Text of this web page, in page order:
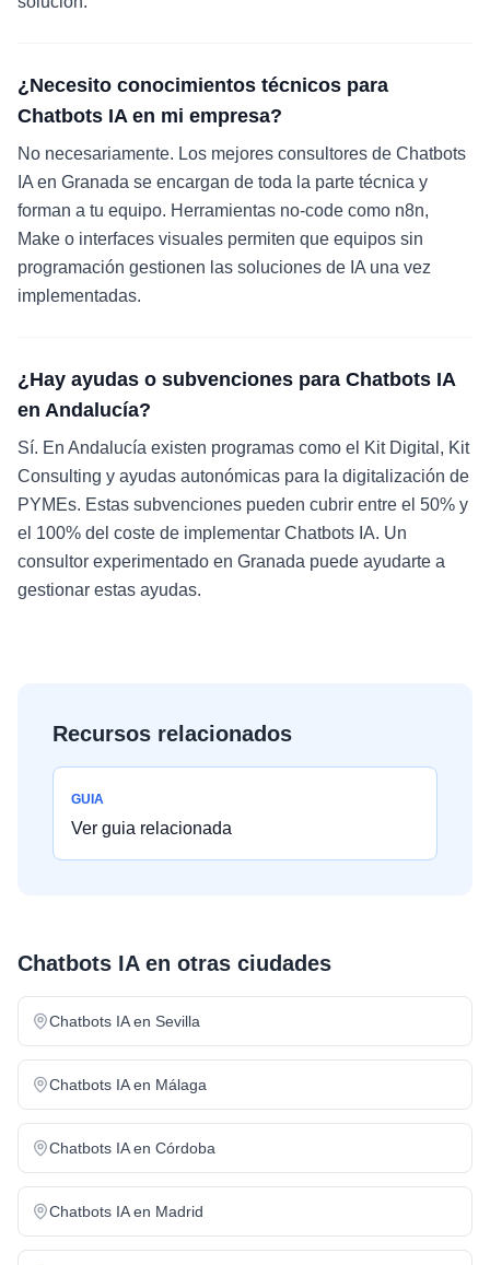
¿Necesito conocimientos técnicos para
Chatbots IA en mi empresa?
No necesariamente. Los mejores consultores de Chatbots
IA en Granada se encargan de toda la parte técnica y
forman a tu equipo. Herramientas no-code como n8n,
Make o interfaces visuales permiten que equipos sin
programación gestionen las soluciones de IA una vez
implementadas.
¿Hay ayudas o subvenciones para Chatbots IA
en Andalucía?
Sí. En Andalucía existen programas como el Kit Digital, Kit
Consulting y ayudas autonómicas para la digitalización de
PYMEs. Estas subvenciones pueden cubrir entre el 50% y
el 100% del coste de implementar Chatbots IA. Un
consultor experimentado en Granada puede ayudarte a
gestionar estas ayudas.
Recursos relacionados
GUIA
Ver guia relacionada
Chatbots IAen otras ciudades
Chatbots IAen Sevilla
Chatbots IAen Málaga
Chatbots IAen Córdoba
Chatbots IAen Madrid